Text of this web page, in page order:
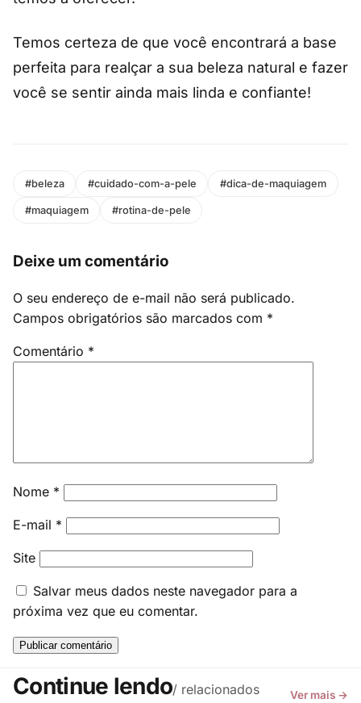
Temos certeza de que você encontrará a base
perfeita para realçar a sua beleza natural e fazer
você se sentir ainda mais linda e confiante!
#beleza #cuidado-com-a-pele #dica-de-maquiagem
#maquiagem #rotina-de-pele
Deixe um comentário
O seu endereço de e-mail não será publicado.
Campos obrigatórios são marcados com *
Comentário *
Nome *
E-mail *
Site
Salvar meus dados neste navegador para a
próxima vez que eu comentar.
Continue lendo/ relacionados Ver mais →